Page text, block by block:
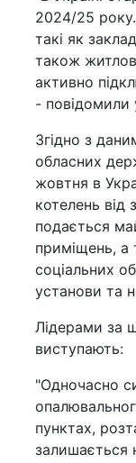
2024/25
такі як
також
активно
- повідомили
Згідно з
обласних
жовтня в
котелень від
подається
приміщень,
соціальних
установи та
Лідерами за
виступають:
"Одночасно
пунктах,
залишається